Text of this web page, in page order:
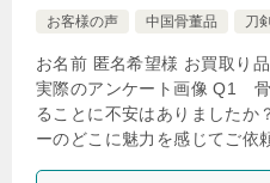
お客様の声
中国骨董品 刀
お名前 匿名希望様 お買取り
実際のアンケート画像 Q1
ることに不安はありました
ーのどこに魅力を感じてご